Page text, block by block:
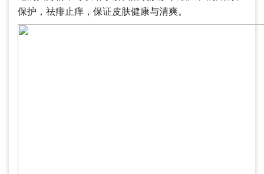
保护，祛痱止痒，保证皮肤健康与清爽。